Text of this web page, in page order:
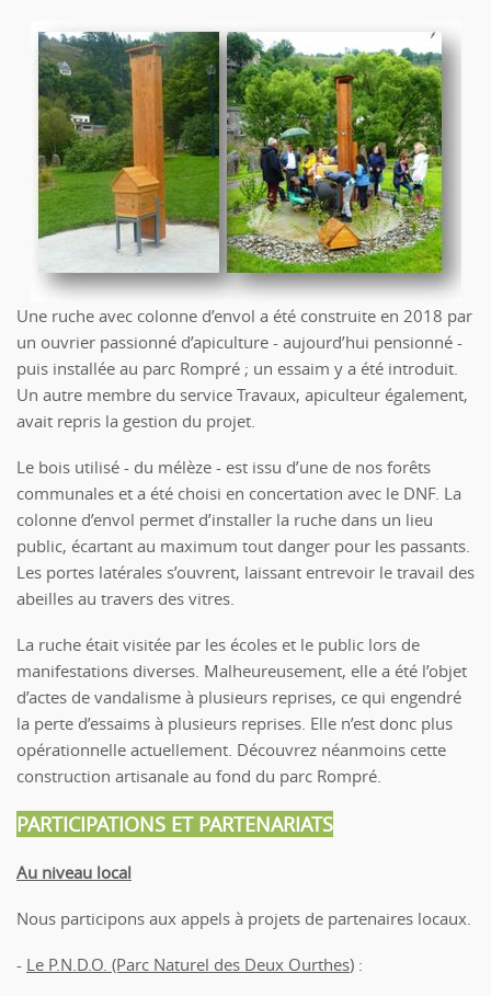
Une ruche avec colonne d’envol a été construite en 2018 par
un ouvrier passionné d’apiculture - aujourd’hui pensionné -
puis installée au parc Rompré ; un essaim y a été introduit.
Un autre membre du service Travaux, apiculteur également,
avait repris la gestion du projet.
Le bois utilisé - du mélèze - est issu d’une de nos forêts
communales et a été choisi en concertation avec le DNF. La
colonne d’envol permet d’installer la ruche dans un lieu
public, écartant au maximum tout danger pour les passants.
Les portes latérales s’ouvrent, laissant entrevoir le travail des
abeilles au travers des vitres.
La ruche était visitée par les écoles et le public lors de
manifestations diverses. Malheureusement, elle a été l’objet
d’actes de vandalisme à plusieurs reprises, ce qui engendré
la perte d’essaims à plusieurs reprises. Elle n’est donc plus
opérationnelle actuellement. Découvrez néanmoins cette
construction artisanale au fond du parc Rompré.
PARTICIPATIONS ET PARTENARIATS
Au niveau local
Nous participons aux appels à projets de partenaires locaux.
- Le P.N.D.O. (Parc Naturel des Deux Ourthes) :